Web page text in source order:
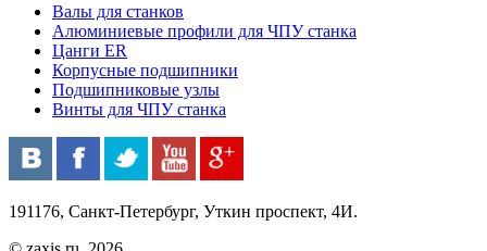
Валы для станков
Алюминиевые профили для ЧПУ станка
Цанги ER
Корпусные подшипники
Подшипниковые узлы
Винты для ЧПУ станка
191176, Санкт-Петербург, Уткин проспект, 4И.